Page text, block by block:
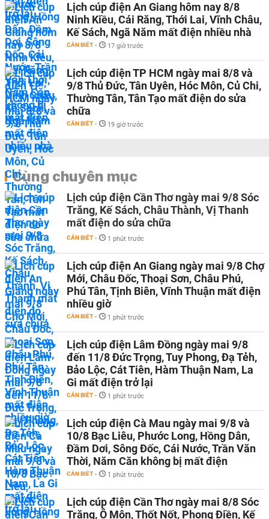
Lịch cúp điện An Giang hôm nay 8/8
Ninh Kiều, Cái Răng, Thới Lai, Vĩnh Châu,
Kế Sách, Ngã Năm mất điện nhiều nhà
CẦN BIẾT - 17 giờ trước
Lịch cúp điện TP HCM ngày mai 8/8 và
9/8 Thủ Đức, Tân Uyên, Hóc Môn, Củ Chi,
Thường Tân, Tân Tạo mất điện do sửa
chữa
CẦN BIẾT - 19 giờ trước
Cùng chuyên mục
Lịch cúp điện Cần Thơ ngày mai 9/8 Sóc
Trăng, Kế Sách, Châu Thành, Vị Thanh
mất điện do sửa chữa
CẦN BIẾT - 1 phút trước
Lịch cúp điện An Giang ngày mai 9/8 Chợ
Mới, Châu Đốc, Thoại Sơn, Châu Phú,
Phú Tân, Tịnh Biên, Vĩnh Thuận mất điện
nhiều giờ
CẦN BIẾT - 1 phút trước
Lịch cúp điện Lâm Đồng ngày mai 9/8
đến 11/8 Đức Trọng, Tuy Phong, Đạ Tẻh,
Bảo Lộc, Cát Tiên, Hàm Thuận Nam, La
Gi mất điện trở lại
CẦN BIẾT - 1 phút trước
Lịch cúp điện Cà Mau ngày mai 9/8 và
10/8 Bạc Liêu, Phước Long, Hồng Dân,
Đầm Dơi, Sông Đốc, Cái Nước, Trần Văn
Thời, Năm Căn không bị mất điện
CẦN BIẾT - 1 phút trước
Lịch cúp điện Cần Thơ ngày mai 8/8 Sóc
Trăng, Ô Môn, Thốt Nốt, Phong Điền, Kế